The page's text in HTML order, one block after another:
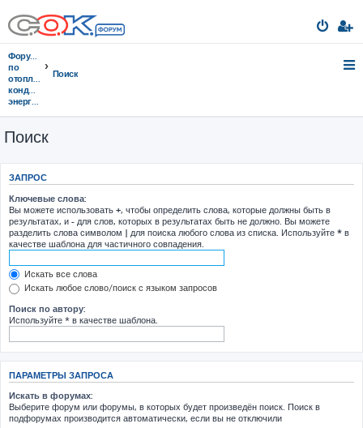
Форумы
по
отоплению,
кондиционированию,
энергосбережению
Поиск
Поиск
ЗАПРОС
Ключевые слова:
Вы можете использовать +, чтобы определить слова, которые должны быть в
результатах, и - для слов, которых в результатах быть не должно. Вы можете
разделить слова символом | для поиска любого слова из списка. Используйте * в
качестве шаблона для частичного совпадения.
Искать все слова
Искать любое слово/поиск с языком запросов
Поиск по автору:
Используйте * в качестве шаблона.
ПАРАМЕТРЫ ЗАПРОСА
Искать в форумах:
Выберите форум или форумы, в которых будет произведён поиск. Поиск в
подфорумах производится автоматически, если вы не отключили